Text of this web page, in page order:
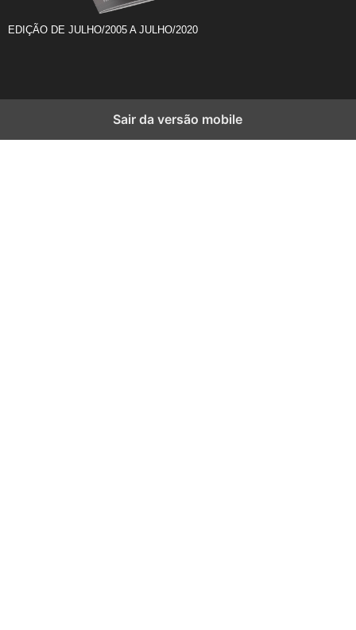
EDIÇÃO DE JULHO/2005 A JULHO/2020
Sair da versão mobile